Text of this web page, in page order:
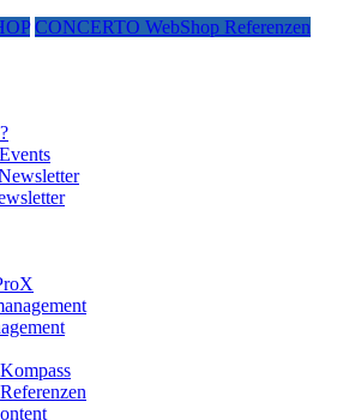
CONCERTO WebShop Referenzen